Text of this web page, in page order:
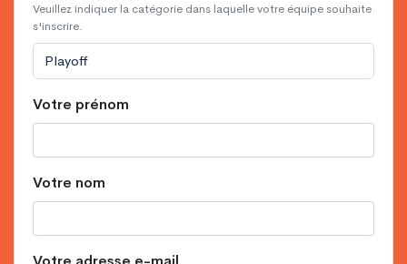
Veuillez indiquer la catégorie dans laquelle votre équipe souhaite
s'inscrire.
Playoff
Votre prénom
Votre nom